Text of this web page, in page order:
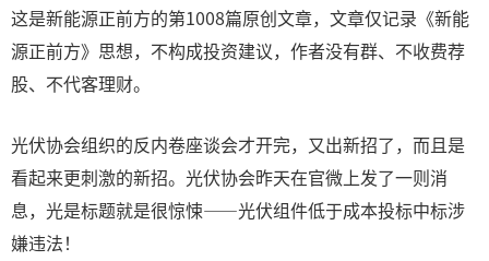
这是新能源正前方的第1008篇原创文章，文章仅记录《新能
源正前方》思想，不构成投资建议，作者没有群、不收费荐
股、不代客理财。
光伏协会组织的反内卷座谈会才开完，又出新招了，而且是
看起来更刺激的新招。光伏协会昨天在官微上发了一则消
息，光是标题就是很惊悚——光伏组件低于成本投标中标涉
嫌违法！